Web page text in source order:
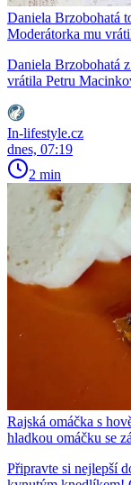
Daniela Brzobohatá
Moderátorka mu
Daniela Brzobohatá
vrátila Petru
In-lifestyle.cz
dnes, 07:19
2 min
Rajská omáčka s
hladkou omáčku se
Připravte si nejlepší